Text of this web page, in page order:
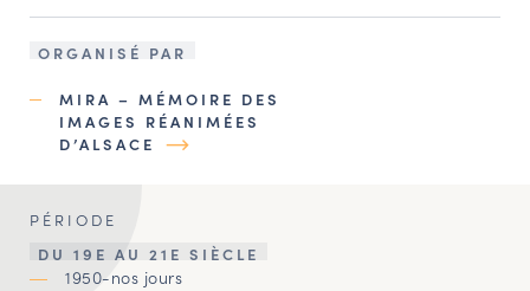
ORGANISÉ PAR
MIRA – MÉMOIRE DES
IMAGES RÉANIMÉES
D’ALSACE
PÉRIODE
DU 19E AU 21E SIÈCLE
1950-nos jours